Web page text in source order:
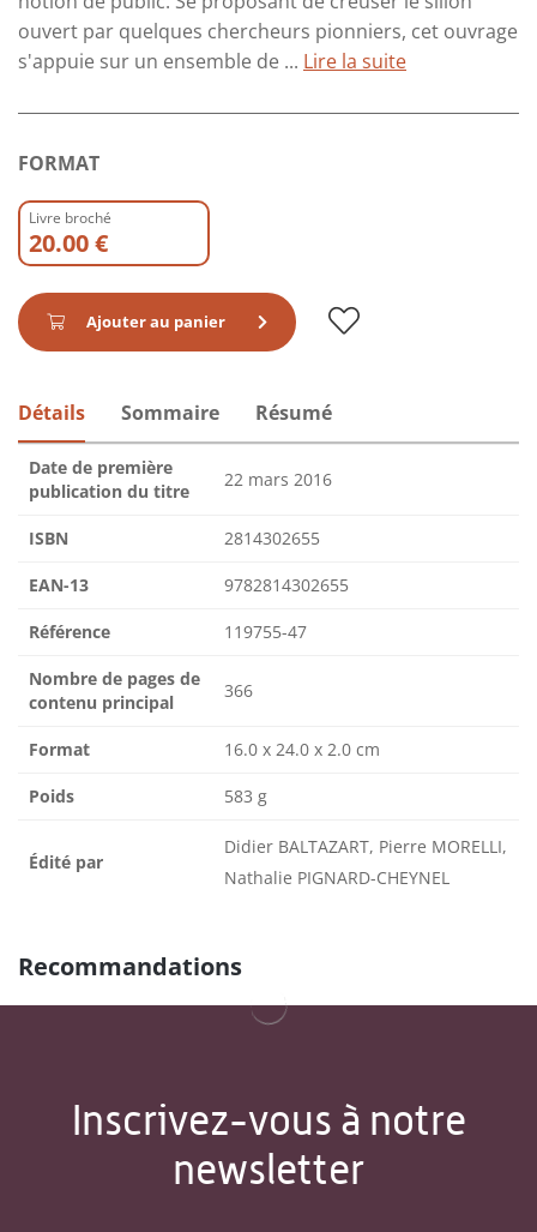
ouvert par quelques chercheurs pionniers, cet ouvrage
s'appuie sur un ensemble de ... Lire la suite
FORMAT
Livre broché
20.00 €
Ajouter au panier
Détails Sommaire Résumé
Date de première
publication du titre
22 mars 2016
ISBN 2814302655
EAN-13 9782814302655
Référence 119755-47
Nombre de pages de
contenu principal
366
Format 16.0 x 24.0 x 2.0 cm
Poids 583 g
Édité par
Didier BALTAZART, Pierre MORELLI,
Nathalie PIGNARD-CHEYNEL
Recommandations
Inscrivez-vous à notre
newsletter